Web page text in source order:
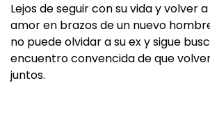
Lejos de seguir con su vida y volver
amor en brazos de un nuevo
no puede olvidar a su ex y sigue
encuentro convencida de que
juntos.